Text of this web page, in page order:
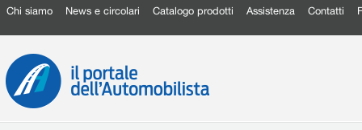
Chi siamo News e circolari Catalogo prodotti Assistenza Contatti